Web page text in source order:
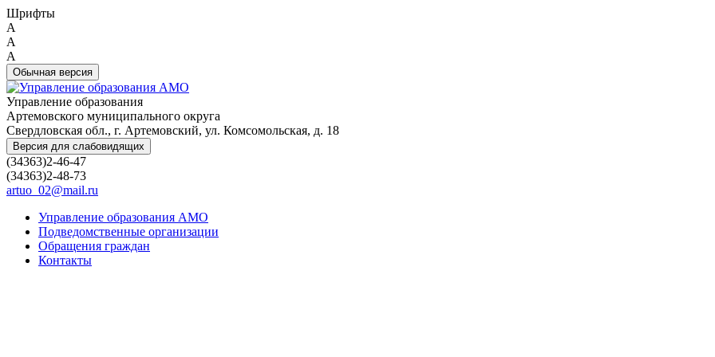
Шрифты
A
A
A
Обычная версия
Управление образования
Артемовского муниципального округа
Свердловская обл., г. Артемовский, ул. Комсомольская, д. 18
Версия для слабовидящих
(34363)2-46-47
(34363)2-48-73
artuo_02@mail.ru
Управление образования АМО
Подведомственные организации
Обращения граждан
Контакты